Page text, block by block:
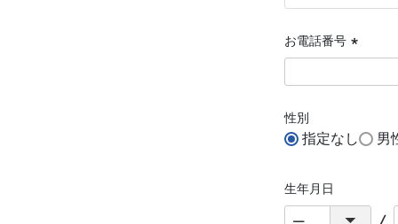
お電話番号
(必
須)
性別
指定なし 男
生年月日